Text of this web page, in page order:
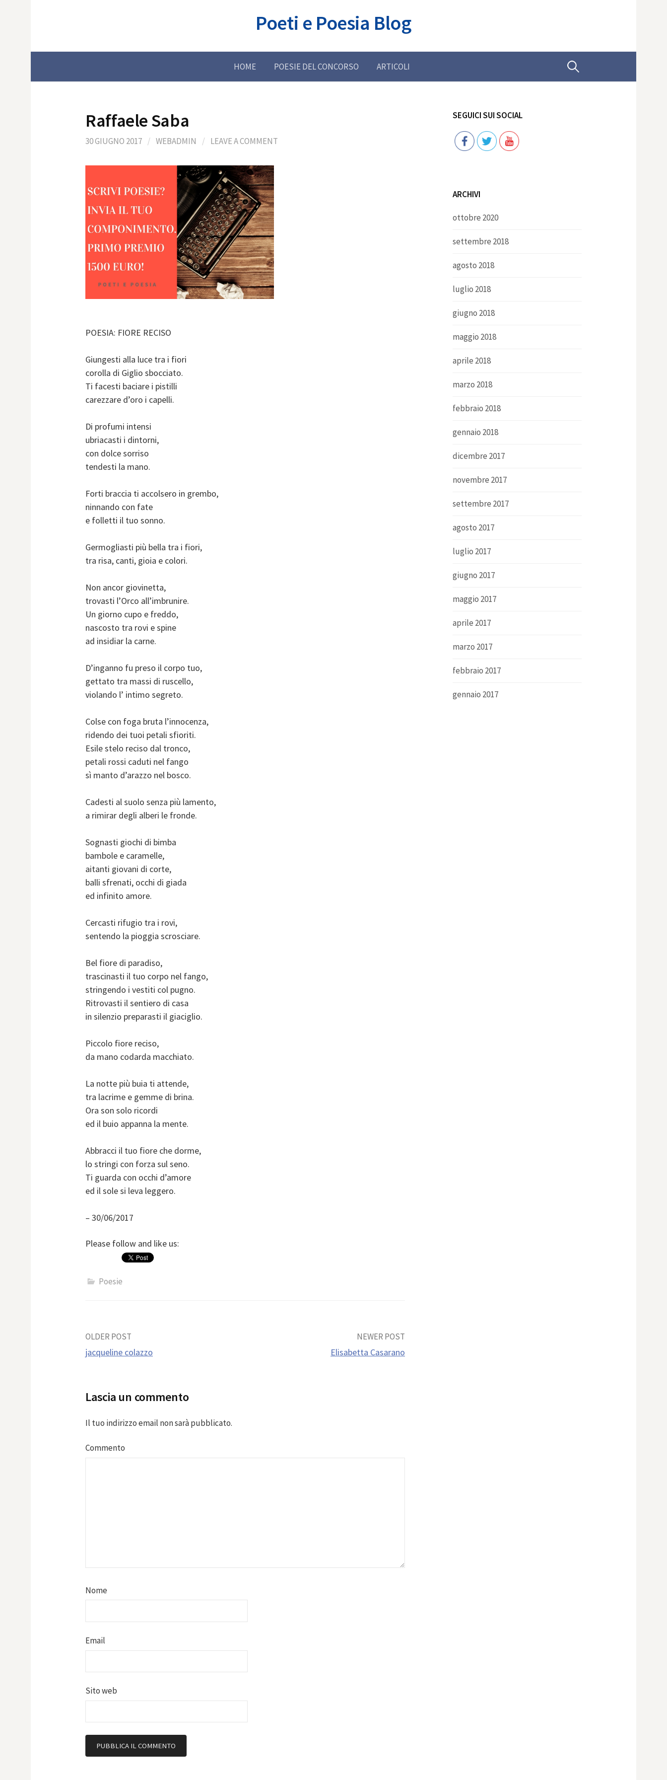
Poeti e Poesia Blog
HOME POESIE DEL CONCORSO ARTICOLI Ricerca
Raffaele Saba
30 GIUGNO 2017 / WEBADMIN / LEAVE A COMMENT
POESIA: FIORE RECISO
Giungesti alla luce tra i fiori
corolla di Giglio sbocciato.
Ti facesti baciare i pistilli
carezzare d’oro i capelli.
Di profumi intensi
ubriacasti i dintorni,
con dolce sorriso
tendesti la mano.
Forti braccia ti accolsero in grembo,
ninnando con fate
e folletti il tuo sonno.
Germogliasti più bella tra i fiori,
tra risa, canti, gioia e colori.
Non ancor giovinetta,
trovasti l’Orco all’imbrunire.
Un giorno cupo e freddo,
nascosto tra rovi e spine
ad insidiar la carne.
D’inganno fu preso il corpo tuo,
gettato tra massi di ruscello,
violando l’ intimo segreto.
Colse con foga bruta l’innocenza,
ridendo dei tuoi petali sfioriti.
Esile stelo reciso dal tronco,
petali rossi caduti nel fango
sì manto d’arazzo nel bosco.
Cadesti al suolo senza più lamento,
a rimirar degli alberi le fronde.
Sognasti giochi di bimba
bambole e caramelle,
aitanti giovani di corte,
balli sfrenati, occhi di giada
ed infinito amore.
Cercasti rifugio tra i rovi,
sentendo la pioggia scrosciare.
Bel fiore di paradiso,
trascinasti il tuo corpo nel fango,
stringendo i vestiti col pugno.
Ritrovasti il sentiero di casa
in silenzio preparasti il giaciglio.
Piccolo fiore reciso,
da mano codarda macchiato.
La notte più buia ti attende,
tra lacrime e gemme di brina.
Ora son solo ricordi
ed il buio appanna la mente.
Abbracci il tuo fiore che dorme,
lo stringi con forza sul seno.
Ti guarda con occhi d’amore
ed il sole si leva leggero.
– 30/06/2017
Please follow and like us:
Poesie
Post
OLDER POST
jacqueline colazzo
NEWER POST
Elisabetta Casarano
Lascia un commento
Il tuo indirizzo email non sarà pubblicato.
Commento
Nome
Email
Sito web
SEGUICI SUI SOCIAL
Follow
ARCHIVI
ottobre 2020
settembre 2018
agosto 2018
luglio 2018
giugno 2018
maggio 2018
aprile 2018
marzo 2018
febbraio 2018
gennaio 2018
dicembre 2017
novembre 2017
settembre 2017
agosto 2017
luglio 2017
giugno 2017
maggio 2017
aprile 2017
marzo 2017
febbraio 2017
gennaio 2017